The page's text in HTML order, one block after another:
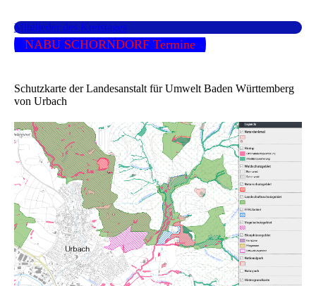
Mitglieder des Kreistages
NABU SCHORNDORF Termine
Schutzkarte der Landesanstalt für Umwelt Baden Württemberg
von Urbach